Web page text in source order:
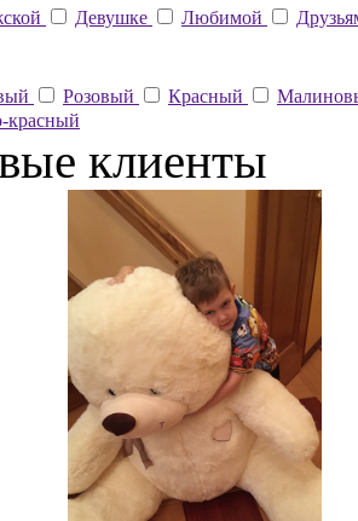
Девушке Любимой
Розовый Красный
красный
клиенты